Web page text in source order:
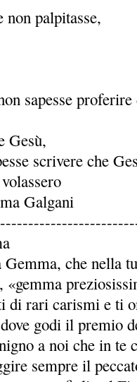
palpitasse,
sapesse
Gesù,
scrivere che
Galgani
che nella
di rari carismi e ti
godi il premio
a noi che in te
sempre il